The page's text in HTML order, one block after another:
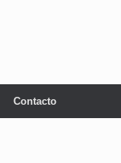
Contacto